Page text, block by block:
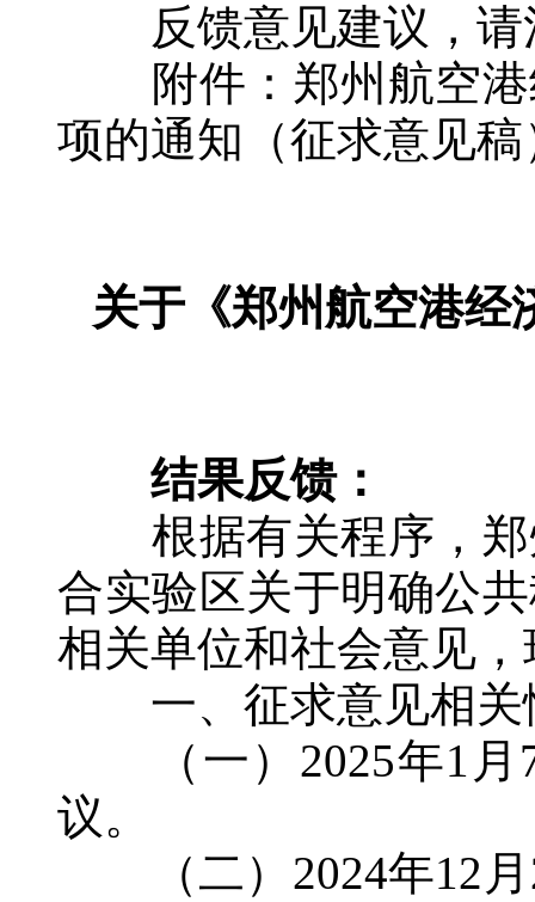
反馈意见建议，请
附件： 郑州航空
项的通知（征求意见稿
关于《郑州航空港经
结果反馈：
根据有关程序，郑
合实验区关于明确公
相关单位和社会意见
一、征求意见相关
（一）2025年1月7
议。
（二）2024年12月